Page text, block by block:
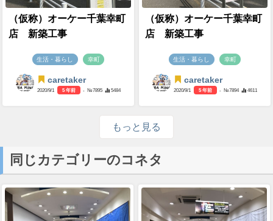
（仮称）オーケー千葉幸町
店 新築工事
生活・暮らし 幸町
caretaker
2020/9/1 5 年前 - №7895 5484
（仮称）オーケー千葉幸町
店 新築工事
生活・暮らし 幸町
caretaker
2020/9/1 5 年前 - №7894 4611
もっと見る
同じカテゴリーのコネタ